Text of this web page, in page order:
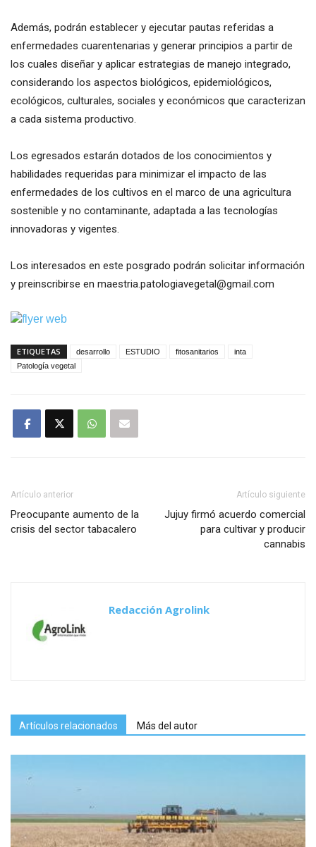
Además, podrán establecer y ejecutar pautas referidas a
enfermedades cuarentenarias y generar principios a partir de
los cuales diseñar y aplicar estrategias de manejo integrado,
considerando los aspectos biológicos, epidemiológicos,
ecológicos, culturales, sociales y económicos que caracterizan
a cada sistema productivo.
Los egresados estarán dotados de los conocimientos y
habilidades requeridas para minimizar el impacto de las
enfermedades de los cultivos en el marco de una agricultura
sostenible y no contaminante, adaptada a las tecnologías
innovadoras y vigentes.
Los interesados en este posgrado podrán solicitar información
y preinscribirse en maestria.patologiavegetal@gmail.com
ETIQUETAS desarrollo ESTUDIO fitosanitarios
inta
Patología vegetal
Artículo anterior
Preocupante aumento de la
crisis del sector tabacalero
Artículo siguiente
Jujuy firmó acuerdo comercial
para cultivar y producir
cannabis
Redacción Agrolink
Artículos relacionados Más del autor